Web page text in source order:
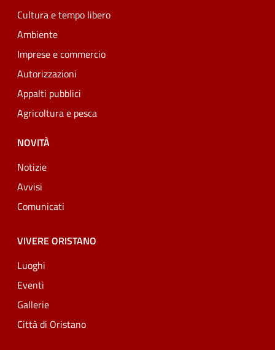
Cultura e tempo libero
Ambiente
Imprese e commercio
Autorizzazioni
Appalti pubblici
Agricoltura e pesca
NOVITÀ
Notizie
Avvisi
Comunicati
VIVERE ORISTANO
Luoghi
Eventi
Gallerie
Città di Oristano